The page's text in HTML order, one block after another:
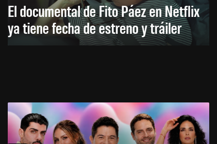
El documental de Fito Páez en Netflix
ya tiene fecha de estreno y tráiler